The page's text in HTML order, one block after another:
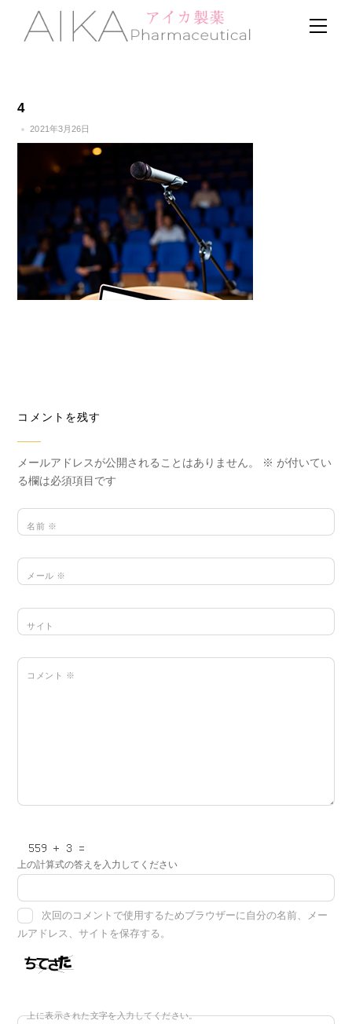
content
4
2021年3月26日
コメントを残す
メールアドレスが公開されることはありません。 ※ が付いてい
る欄は必須項目です
名前 ※
メール ※
サイト
コメント ※
上の計算式の答えを入力してください
次回のコメントで使用するためブラウザーに自分の名前、メー
ルアドレス、サイトを保存する。
上に表示された文字を入力してください。